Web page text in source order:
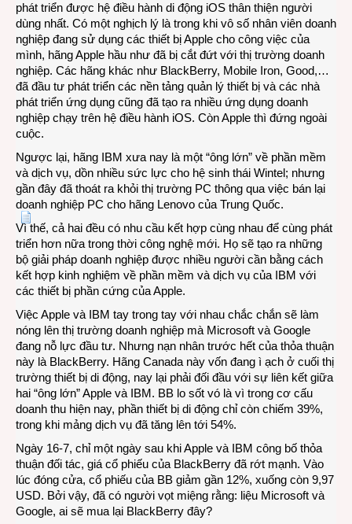
phát triển được hệ điều hành di động iOS thân thiện người
dùng nhất. Có một nghịch lý là trong khi vô số nhân viên doanh
nghiệp đang sử dụng các thiết bị Apple cho công việc của
mình, hãng Apple hầu như đã bị cắt đứt với thị trường doanh
nghiệp. Các hãng khác như BlackBerry, Mobile Iron, Good,…
đã đầu tư phát triển các nền tảng quản lý thiết bị và các nhà
phát triển ứng dụng cũng đã tạo ra nhiều ứng dụng doanh
nghiệp chạy trên hệ điều hành iOS. Còn Apple thì đứng ngoài
cuộc.
Ngược lại, hãng IBM xưa nay là một “ông lớn” về phần mềm
và dịch vụ, dồn nhiều sức lực cho hệ sinh thái Wintel; nhưng
gần đây đã thoát ra khỏi thị trường PC thông qua việc bán lại
doanh nghiệp PC cho hãng Lenovo của Trung Quốc.
Vì thế, cả hai đều có nhu cầu kết hợp cùng nhau để cùng phát
triển hơn nữa trong thời công nghệ mới. Họ sẽ tạo ra những
bộ giải pháp doanh nghiệp được nhiều người cần bằng cách
kết hợp kinh nghiệm về phần mềm và dịch vụ của IBM với
các thiết bị phần cứng của Apple.
Việc Apple và IBM tay trong tay với nhau chắc chắn sẽ làm
nóng lên thị trường doanh nghiệp mà Microsoft và Google
đang nỗ lực đầu tư. Nhưng nạn nhân trước hết của thỏa thuận
này là BlackBerry. Hãng Canada này vốn đang ì ạch ở cuối thị
trường thiết bị di động, nay lại phải đối đầu với sự liên kết giữa
hai “ông lớn” Apple và IBM. BB lo sốt vó là vì trong cơ cấu
doanh thu hiện nay, phần thiết bị di động chỉ còn chiếm 39%,
trong khi mảng dịch vụ đã tăng lên tới 54%.
Ngày 16-7, chỉ một ngày sau khi Apple và IBM công bố thỏa
thuận đối tác, giá cổ phiếu của BlackBerry đã rớt mạnh. Vào
lúc đóng cửa, cổ phiếu của BB giảm gần 12%, xuống còn 9,97
USD. Bởi vậy, đã có người vọt miệng rằng: liệu Microsoft và
Google, ai sẽ mua lại BlackBerry đây?